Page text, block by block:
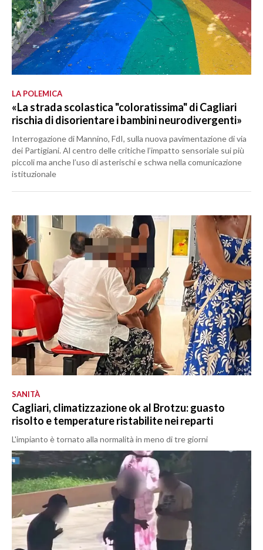
LA POLEMICA
«La strada scolastica "coloratissima" di Cagliari
rischia di disorientare i bambini neurodivergenti»
Interrogazione di Mannino, FdI, sulla nuova pavimentazione di via
dei Partigiani. Al centro delle critiche l’impatto sensoriale sui più
piccoli ma anche l’uso di asterischi e schwa nella comunicazione
istituzionale
SANITÀ
Cagliari, climatizzazione ok al Brotzu: guasto
risolto e temperature ristabilite nei reparti
L'impianto è tornato alla normalità in meno di tre giorni